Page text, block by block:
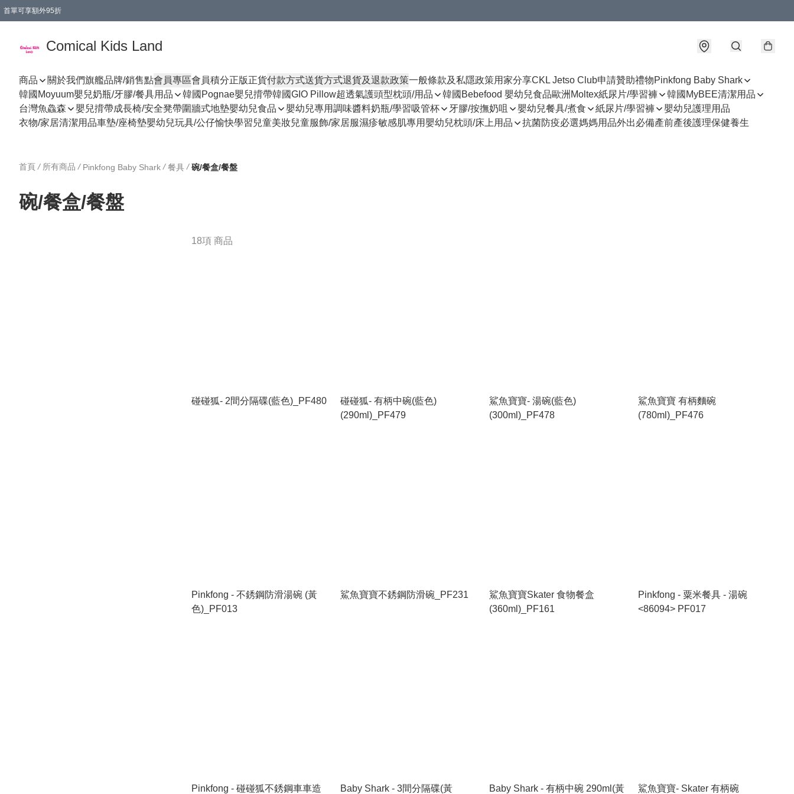
首單可享額外95折
Comical Kids Land
商品 關於我們旗艦品牌/銷售點會員專區會員積分正版正貨付款方式送貨方式退貨及退款政策一般條款及私隱政策用家分享CKL Jetso Club申請贊助禮物Pinkfong Baby Shark
韓國Moyuum嬰兒奶瓶/牙膠/餐具用品
韓國Pognae嬰兒揹帶韓國GIO Pillow超透氣護頭型枕頭/用品 韓國Bebefood 嬰幼兒食品歐洲Moltex紙尿片/學習褲
韓國MyBEE清潔用品
台灣魚鱻森
嬰兒揹帶成長椅/安全凳帶圍牆式地墊嬰幼兒食品 嬰幼兒專用調味醬料奶瓶/學習吸管杯 牙膠/按撫奶咀 嬰幼兒餐具/煮食 紙尿片/學習褲
嬰幼兒護理用品
衣物/家居清潔用品車墊/座椅墊嬰幼兒玩具/公仔愉快學習兒童美妝兒童服飾/家居服濕疹敏感肌專用嬰幼兒枕頭/床上用品 抗菌防疫必選媽媽用品外出必備產前產後護理保健養生
首頁 / 所有商品 / Pinkfong Baby Shark / 餐具 / 碗/餐盒/餐盤
碗/餐盒/餐盤
18項 商品
碰碰狐- 2間分隔碟(藍色)_PF480
碰碰狐- 有柄中碗(藍色)
(290ml)_PF479
鯊魚寶寶- 湯碗(藍色)
(300ml)_PF478
鯊魚寶寶 有柄麵碗
(780ml)_PF476
Pinkfong - 不銹鋼防滑湯碗 (黃
色)_PF013
鯊魚寶寶不銹鋼防滑碗_PF231
鯊魚寶寶Skater 食物餐盒
(360ml)_PF161
Pinkfong - 粟米餐具 - 湯碗
<86094> PF017
Pinkfong - 碰碰狐不銹鋼車車造 Baby Shark - 3間分隔碟(黃 Baby Shark - 有柄中碗 290ml(黃 鯊魚寶寶- Skater 有柄碗